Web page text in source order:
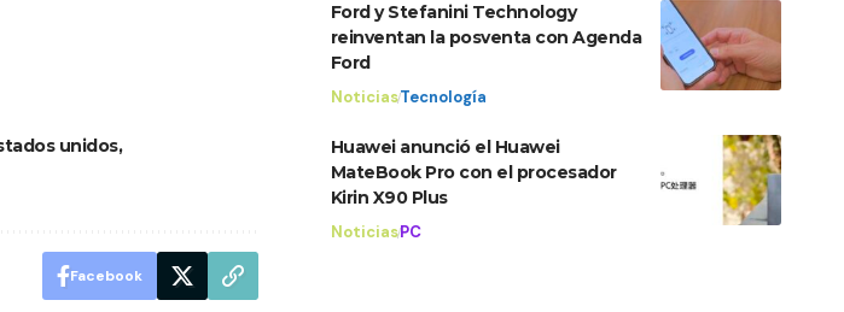
unidos
Facebook
Ford y Stefanini Technology
reinventan la posventa con Agenda
Ford
NoticiasTecnología
Huawei anunció el Huawei
MateBook Pro con el procesador
Kirin X90 Plus
NoticiasPC